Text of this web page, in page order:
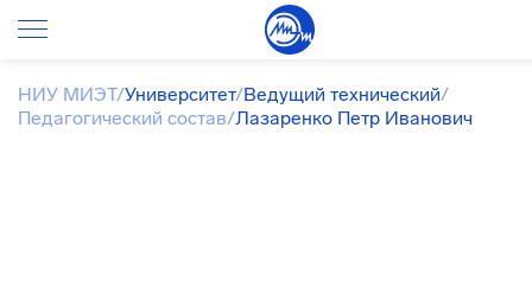
НИУ МИЭТ/Университет/Ведущий технический/
Педагогический состав/Лазаренко Петр Иванович